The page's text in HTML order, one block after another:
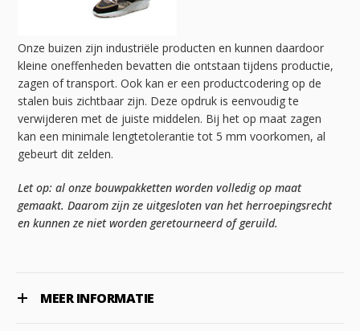
Onze buizen zijn industriële producten en kunnen daardoor
kleine oneffenheden bevatten die ontstaan tijdens productie,
zagen of transport. Ook kan er een productcodering op de
stalen buis zichtbaar zijn. Deze opdruk is eenvoudig te
verwijderen met de juiste middelen. Bij het op maat zagen
kan een minimale lengtetolerantie tot 5 mm voorkomen, al
gebeurt dit zelden.
Let op: al onze bouwpakketten worden volledig op maat
gemaakt. Daarom zijn ze uitgesloten van het herroepingsrecht
en kunnen ze niet worden geretourneerd of geruild.
MEER INFORMATIE